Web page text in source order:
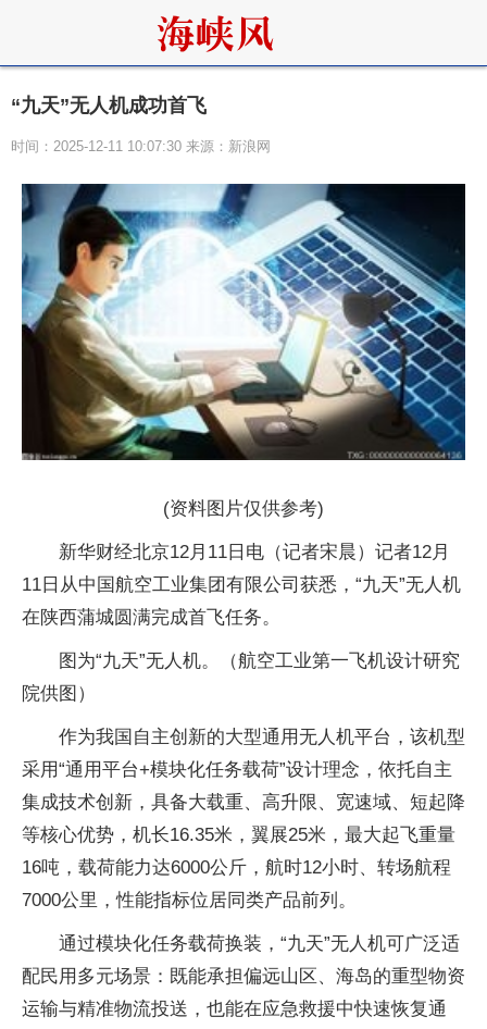
“九天”无人机成功首飞
时间：2025-12-11 10:07:30 来源：新浪网
(资料图片仅供参考)
新华财经北京12月11日电（记者宋晨）记者12月
11日从中国航空工业集团有限公司获悉，“九天”无人机
在陕西蒲城圆满完成首飞任务。
图为“九天”无人机。（航空工业第一飞机设计研究
院供图）
作为我国自主创新的大型通用无人机平台，该机型
采用“通用平台+模块化任务载荷”设计理念，依托自主
集成技术创新，具备大载重、高升限、宽速域、短起降
等核心优势，机长16.35米，翼展25米，最大起飞重量
16吨，载荷能力达6000公斤，航时12小时、转场航程
7000公里，性能指标位居同类产品前列。
通过模块化任务载荷换装，“九天”无人机可广泛适
配民用多元场景：既能承担偏远山区、海岛的重型物资
运输与精准物流投送，也能在应急救援中快速恢复通